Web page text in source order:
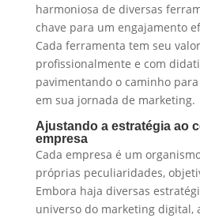
harmoniosa de diversas
chave para um engajamento
Cada ferramenta tem seu
profissionalmente e com
pavimentando o caminho
em sua jornada de marketing.
Ajustando a estratégia ao
empresa
Cada empresa é um
próprias peculiaridades,
Embora haja diversas
universo do marketing digital,